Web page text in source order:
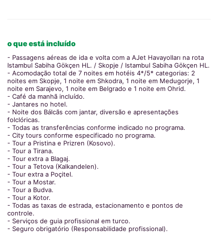
o que está incluído
- Passagens aéreas de ida e volta com a AJet Havayolları na rota
Istambul Sabiha Gökçen HL. / Skopje / Istambul Sabiha Gökçen HL.
- Acomodação total de 7 noites em hotéis 4*/5* categorias: 2
noites em Skopje, 1 noite em Shkodra, 1 noite em Medugorje, 1
noite em Sarajevo, 1 noite em Belgrado e 1 noite em Ohrid.
- Café da manhã incluído.
- Jantares no hotel.
- Noite dos Bálcãs com jantar, diversão e apresentações
folclóricas.
- Todas as transferências conforme indicado no programa.
- City tours conforme especificado no programa.
- Tour a Pristina e Prizren (Kosovo).
- Tour a Tirana.
- Tour extra a Blagaj.
- Tour a Tetova (Kalkandelen).
- Tour extra a Poçitel.
- Tour a Mostar.
- Tour a Budva.
- Tour a Kotor.
- Todas as taxas de estrada, estacionamento e pontos de
controle.
- Serviços de guia profissional em turco.
- Seguro obrigatório (Responsabilidade profissional).